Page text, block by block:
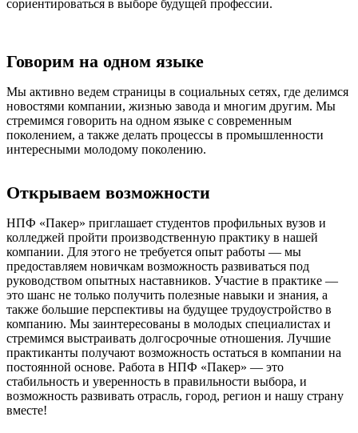
сориентироваться в выборе будущей профессии.
Говорим на одном языке
Мы активно ведем страницы в социальных сетях, где делимся
новостями компании, жизнью завода и многим другим. Мы
стремимся говорить на одном языке с современным
поколением, а также делать процессы в промышленности
интересными молодому поколению.
Открываем возможности
НПФ «Пакер» приглашает студентов профильных вузов и
колледжей пройти производственную практику в нашей
компании. Для этого не требуется опыт работы — мы
предоставляем новичкам возможность развиваться под
руководством опытных наставников. Участие в практике —
это шанс не только получить полезные навыки и знания, а
также большие перспективы на будущее трудоустройство в
компанию. Мы заинтересованы в молодых специалистах и
стремимся выстраивать долгосрочные отношения. Лучшие
практиканты получают возможность остаться в компании на
постоянной основе. Работа в НПФ «Пакер» — это
стабильность и уверенность в правильности выбора, и
возможность развивать отрасль, город, регион и нашу страну
вместе!